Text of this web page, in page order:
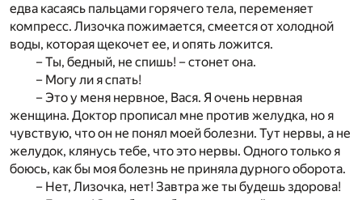
едва касаясь пальцами горячего тела, переменяет
компресс. Лизочка пожимается, смеется от холодной
воды, которая щекочет ее, и опять ложится.
– Ты, бедный, не спишь! – стонет она.
– Могу ли я спать!
– Это у меня нервное, Вася. Я очень нервная
женщина. Доктор прописал мне против желудка, но я
чувствую, что он не понял моей болезни. Тут нервы, а не
желудок, клянусь тебе, что это нервы. Одного только я
боюсь, как бы моя болезнь не приняла дурного оборота.
– Нет, Лизочка, нет! Завтра же ты будешь здорова!